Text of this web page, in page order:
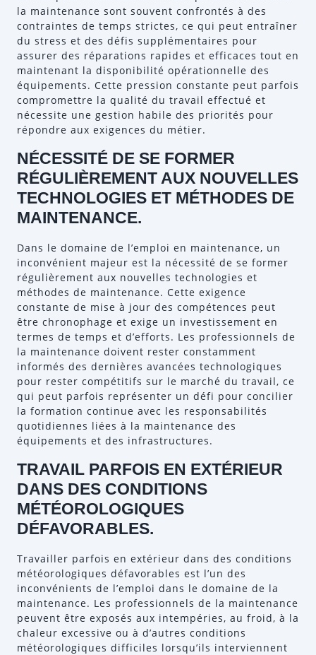
la maintenance sont souvent confrontés à des
contraintes de temps strictes, ce qui peut entraîner
du stress et des défis supplémentaires pour
assurer des réparations rapides et efficaces tout en
maintenant la disponibilité opérationnelle des
équipements. Cette pression constante peut parfois
compromettre la qualité du travail effectué et
nécessite une gestion habile des priorités pour
répondre aux exigences du métier.
NÉCESSITÉ DE SE FORMER
RÉGULIÈREMENT AUX NOUVELLES
TECHNOLOGIES ET MÉTHODES DE
MAINTENANCE.
Dans le domaine de l’emploi en maintenance, un
inconvénient majeur est la nécessité de se former
régulièrement aux nouvelles technologies et
méthodes de maintenance. Cette exigence
constante de mise à jour des compétences peut
être chronophage et exige un investissement en
termes de temps et d’efforts. Les professionnels de
la maintenance doivent rester constamment
informés des dernières avancées technologiques
pour rester compétitifs sur le marché du travail, ce
qui peut parfois représenter un défi pour concilier
la formation continue avec les responsabilités
quotidiennes liées à la maintenance des
équipements et des infrastructures.
TRAVAIL PARFOIS EN EXTÉRIEUR
DANS DES CONDITIONS
MÉTÉOROLOGIQUES
DÉFAVORABLES.
Travailler parfois en extérieur dans des conditions
météorologiques défavorables est l’un des
inconvénients de l’emploi dans le domaine de la
maintenance. Les professionnels de la maintenance
peuvent être exposés aux intempéries, au froid, à la
chaleur excessive ou à d’autres conditions
météorologiques difficiles lorsqu’ils interviennent